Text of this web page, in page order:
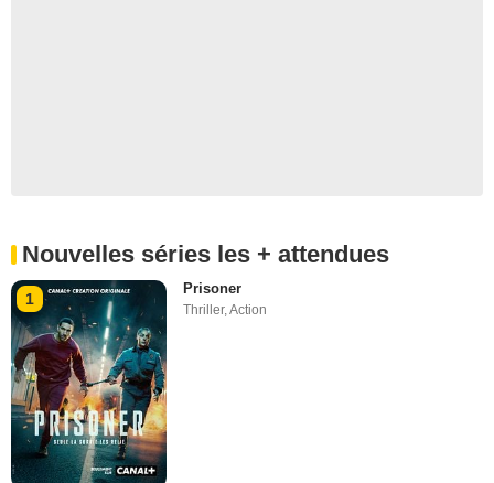
Nouvelles séries les + attendues
1
Prisoner
Thriller,Action